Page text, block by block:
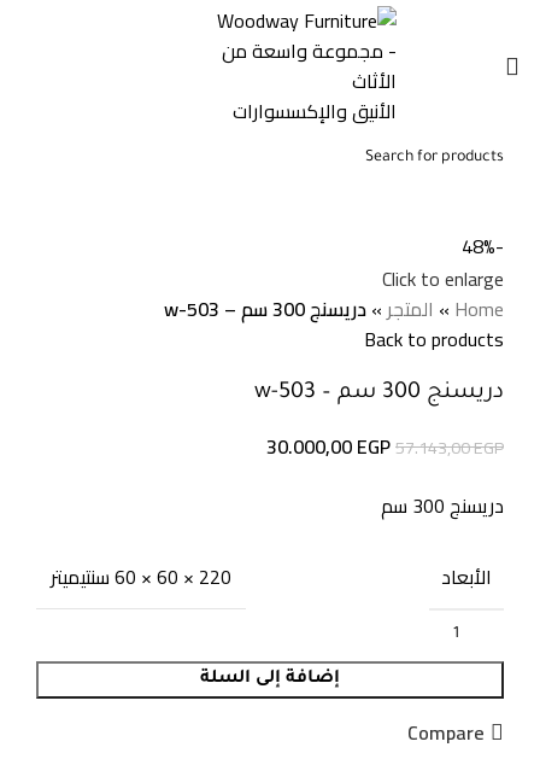
-48%
Click to enlarge
Home
» المتجر »دريسنج 300 سم – w-503
Back to products
دريسنج 300 سم – w-503
57.143,00EGP
30.000,00EGP
دريسنج 300 سم
الأبعاد
220 × 60 × 60 سنتيميتر
إضافة إلى السلة
Compare